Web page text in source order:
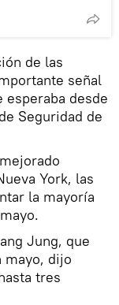
de las
señal
esperaba desde
Seguridad de
York, las
la mayoría
Jung, que
mayo, dijo
tres